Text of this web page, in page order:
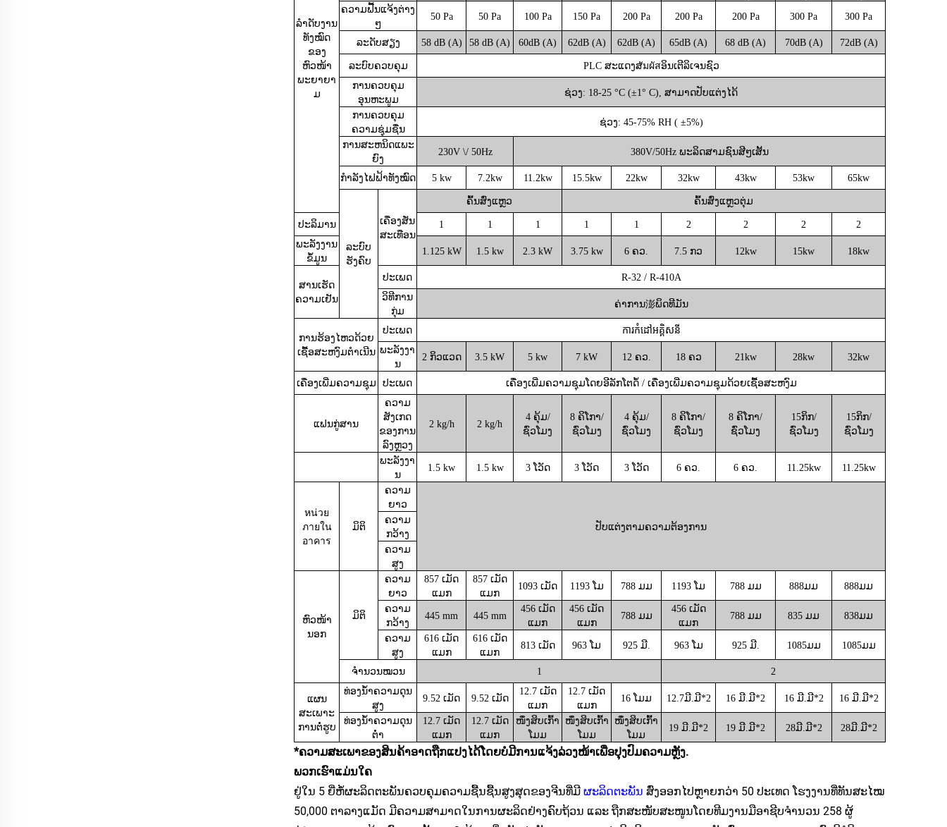
ລຳດັບງານ
ທັງໝົດ
ຂອງ
ຫົວໜ້າ
ພະຍາຍາ
ມ
ຄວາມຟື້ນແຈ້ງຕ່າງ
ໆ
50 Pa 50 Pa 100 Pa 150 Pa 200 Pa 200Pa 200 Pa 300 Pa 300 Pa
ລະດັບສຽງ 58 dB (A) 58 dB (A) 60dB (A) 62dB (A) 62dB (A) 65dB (A) 68 dB (A) 70dB (A) 72dB (A)
ລະບົບຄວບຄຸມ PLC ສະແດງສัมผัสອິນເຕີລິເຈນຊົວ
ການຄວບຄຸມ
ອຸນຫະພູມ
ຊ່ວງ: 18-25 °C (±1° C), ສາມາດປັບແຕ່ງໄດ້
ການຄວບຄຸມ
ຄວາມຊຸ່ມຊື່ນ
ຊ່ວງ: 45-75% RH ( ±5%)
ການສະຫນິດແພະ
ຍົງ
230V \/ 50Hz 380V/50Hz ພະລິດສາມຊົນສີໆເສັ້ນ
ກຳລັງໄຟຟ້າທັງໝົດ 5 kw 7.2kw 11.2kw 15.5kw 22kw 32kw 43kw 53kw 65kw
ລະບົບ
ຮັງຄົບ
ເຄື່ອງສັ່ນ
ສະເທືອນ
ຄົ້ນສົ່ງແຫຼວ ຄົ້ນສົ່ງແຫຼວຕຸ່ມ
ປະລິມານ 1 1 1 1 1 2 2 2
2
ພະລັງງານ
ຂໍ້ມູນ
1.125 kW 1.5 kw 2.3 kW 3.75 kw 6 ຄວ. 7.5 ກວ 12kw 15kw 18kw
ສານເຮັດ
ຄວາມເຢັນ
ປະເພດ
R-32 / R-410A
ວິທີການ
ກຸ່ມ
ຄ່າການ澎ພິດທີມັນ
ການຮ້ອງໄຫວດ້ວຍ
ເຊື້ອສະຫງົມຕຳເນີນ
ປະເພດ
ការកំដៅអគ្គិសនី
ພະລັງງາ
ນ
2 ກິວແວດ 3.5 kW 5 kw 7 kW 12 ຄວ. 18 ຄວ 21 kw 28kw 32kw
ເຄື່ອງເພີ່ມຄວາມຊຸມ ປະເພດ ເຄື່ອງເພີ່ມຄວາມຊຸມໂດຍອີລັກໂຕດໍ້ / ເຄື່ອງເພີ່ມຄວາມຊຸມດ້ວຍເຊື້ອສະຫງົມ
ແຟນກູ່ສານ
ຄວາມ
ສັງເກດ
ຂອງການ
ລົງຫຼວງ
2 kg/h 2 kg/h
4 ຄຸ້ມ/
ຊົ່ວໂມງ
8 ຄິໂກາ/
ຊົ່ວໂມງ
4 ຄຸ້ມ/
ຊົ່ວໂມງ
8 ຄິໂກາ/
ຊົ່ວໂມງ
8 ຄິໂກາ/
ຊົ່ວໂມງ
15ກິກ/
ຊົ່ວໂມງ
15ກິກ/
ຊົ່ວໂມງ
ພະລັງງາ
ນ
1.5 kw 1.5 kw 3 ໂວັດ 3 ໂວັດ 3 ໂວັດ 6 ຄວ. 6 ຄວ. 11.25kw 11.25kw
หน่วย
ภายใน
อาคาร
ມິຕິ
ຄວາມ
ຍາວ
ປັບແຕ່ງຕາມຄວາມຕ້ອງການ
ຄວາມ
ກວ້າງ
ຄວາມ
ສູງ
ຫົວໜ້າ
ນອກ
ມິຕິ
ຄວາມ
ຍາວ
857 ເມັດ
ແມກ
857 ເມັດ
ແມກ
1093 ເມັດ 1193 ໂມ 788 ມມ 1193 ໂມ 788 ມມ 888ມມ 888ມມ
ຄວາມ
ກວ້າງ
445 mm 445 mm
456 ເມັດ
ແມກ
456 ເມັດ
ແມກ
788 ມມ
456 ເມັດ
ແມກ
788 ມມ 835 ມມ 838ມມ
ຄວາມ
ສູງ
616 ເມັດ
ແມກ
616 ເມັດ
ແມກ
813 ເມັດ 963 ໂມ 925 ມີ. 963 ໂມ 925 ມີ. 1085ມມ 1085ມມ
ຈຳນວນໝວນ 1 2
ແຜນ
ສະເພາະ
ການຕໍ່ຮູບ
ທ່ອງນ້ຳຄວາມດຸນ
ສູງ
9.52 ເມັດ 9.52 ເມັດ
12.7 ເມັດ
ແມກ
12.7 ເມັດ
ແມກ
16 ໂມມ 12.7ມີ.ມີ*2 16 ມີ.ມີ*2 16 ມີ.ມີ*2 16 ມີ.ມີ*2
ທ່ອງນ້ຳຄວາມດຸນ
ຕ່ຳ
12.7 ເມັດ
ແມກ
12.7 ເມັດ
ແມກ
ໜຶ່ງສິບເກົ້າ
ໂມມ
ໜຶ່ງສິບເກົ້າ
ໂມມ
ໜຶ່ງສິບເກົ້າ
ໂມມ
1 9 ມີ.ມີ*2 1 9 ມີ.ມີ*2 28ມີ.ມີ*2 28ມີ.ມີ*2
*ຄວາມສະເພາຂອງສິນຄ້າອາດຖືກແປງໄດ້ໂດຍບໍ່ມີການແຈ້ງລ່ວງໜ້າເພື່ອປຸງປົມຄວາມຫຼັງ.
ພວກເຮົາແມ່ນໃຄ
ຢູ່ໃນ 5 ຍີ່ຫໍ້ຜະລິດຕະພັນຄວບຄຸມຄວາມຊື້ນຊື້ນສູງສຸດຂອງຈີນທີ່ມີ ຜະລິດຕະພັນ ສົ່ງອອກໄປຫຼາຍກວ່າ 50 ປະເທດ ໂຮງງານທີ່ທັນສະໄໝ
50,000 ຕາລາງແມັດ ມີຄວາມສາມາດໃນການຜະລິດຢ່າງຄົບຖ້ວນ ແລະ ຖືກສະໜັບສະໜູນໂດຍທີມງານມືອາຊີບຈຳນວນ 258 ຜູ້